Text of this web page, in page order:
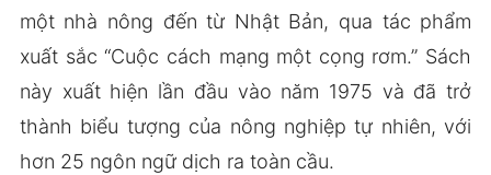
một nhà nông đến từ Nhật Bản, qua tác phẩm
xuất sắc “Cuộc cách mạng một cọng rơm.” Sách
này xuất hiện lần đầu vào năm 1975 và đã trở
thành biểu tượng của nông nghiệp tự nhiên, với
hơn 25 ngôn ngữ dịch ra toàn cầu.